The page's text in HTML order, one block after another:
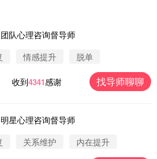
团队心理咨询督导师
情感提升 脱单
收到4341感谢 找导师聊聊
明星心理咨询督导师
关系维护 内在提升
139****2256
48分钟前
安康 通过此页面咨询，已获得专属情感方
怀拥倾城女 通过此页面咨询，已获得专属